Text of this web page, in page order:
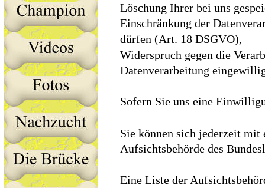
Löschung Ihrer bei uns
Einschränkung der
dürfen (Art. 18 DSGVO),
Widerspruch gegen die
Datenverarbeitung
Sofern Sie uns eine
Sie können sich jederzeit mit
Aufsichtsbehörde des
Eine Liste der